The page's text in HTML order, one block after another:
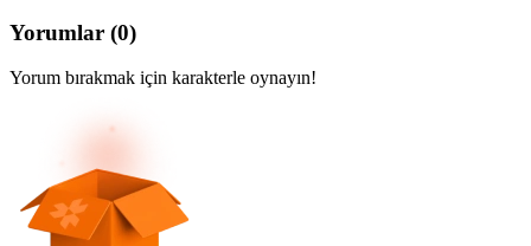
Yorumlar (0)
Yorum bırakmak için karakterle oynayın!